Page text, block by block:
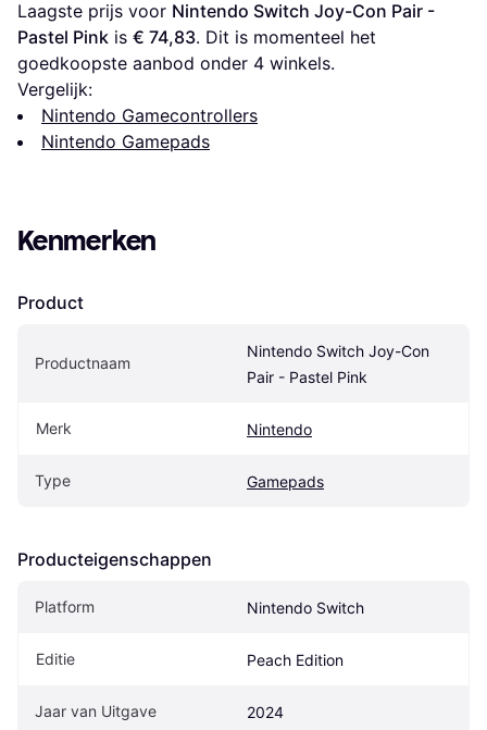
Laagste prijs voor Nintendo Switch Joy-Con Pair -
Pastel Pink is € 74,83. Dit is momenteel het
goedkoopste aanbod onder 4 winkels.
Vergelijk:
Nintendo Gamecontrollers
Nintendo Gamepads
Kenmerken
Product
Productnaam
Nintendo Switch Joy-Con
Pair - Pastel Pink
Merk Nintendo
Type Gamepads
Producteigenschappen
Platform Nintendo Switch
Editie Peach Edition
Jaar van Uitgave 2024